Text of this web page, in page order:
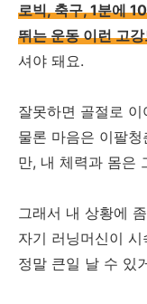
로빅, 축구, 1분에
뛰는 운동 이런 고
셔야 돼요.
잘못하면 골절로
물론 마음은 이팔
만, 내 체력과 몸은
그래서 내 상황에
자기 러닝머신이
정말 큰일 날 수 있